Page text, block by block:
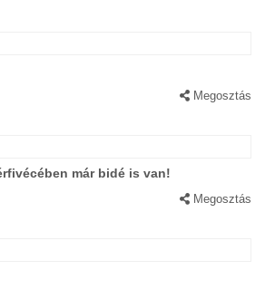
Megosztás
már bidé is van!
Megosztás